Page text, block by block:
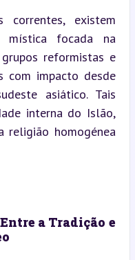
correntes, existem
mística focada na
reformistas e
com impacto desde
asiático. Tais
interna do Islão,
religião homogénea
a Tradição e